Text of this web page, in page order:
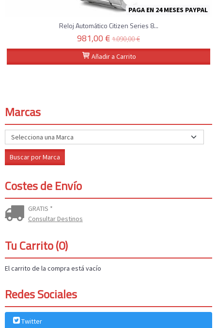
Marcas
Costes de Envío
GRATIS *
Consultar Destinos
Tu Carrito (0)
El carrito de la compra está vacío
Redes Sociales
Twitter
PAGA EN 24 MESES PAYPAL
Reloj Automático Citizen Series 8...
981,00 € 1.090,00 €
Añadir a Carrito